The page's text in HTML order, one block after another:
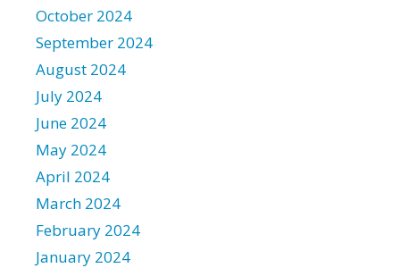
October 2024
September 2024
August 2024
July 2024
June 2024
May 2024
April 2024
March 2024
February 2024
January 2024